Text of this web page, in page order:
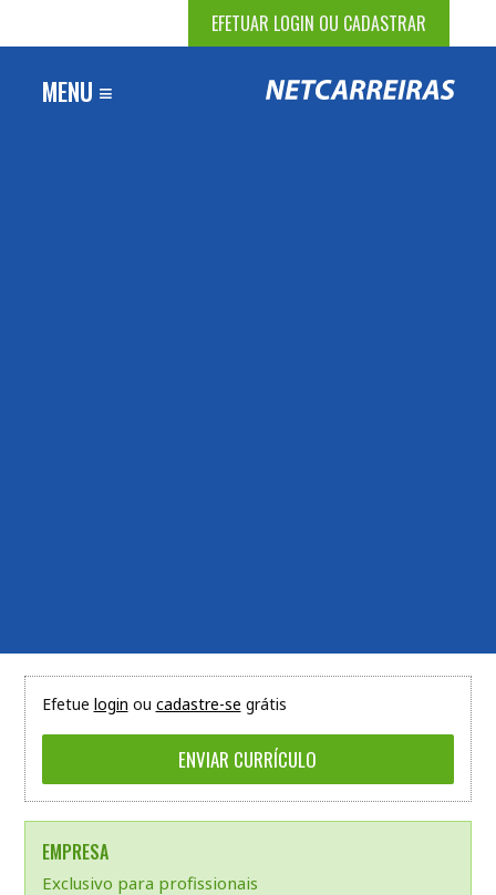
EFETUAR LOGIN OU CADASTRAR
MENU ≡
Efetue login ou cadastre-se grátis
EMPRESA
Exclusivo para profissionais